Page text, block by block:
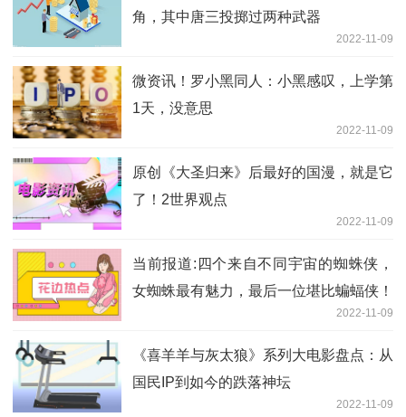
角，其中唐三投掷过两种武器
2022-11-09
微资讯！罗小黑同人：小黑感叹，上学第
1天，没意思
2022-11-09
原创《大圣归来》后最好的国漫，就是它
了！2世界观点
2022-11-09
当前报道:四个来自不同宇宙的蜘蛛侠，
女蜘蛛最有魅力，最后一位堪比蝙蝠侠！
2022-11-09
《喜羊羊与灰太狼》系列大电影盘点：从
国民IP到如今的跌落神坛
2022-11-09